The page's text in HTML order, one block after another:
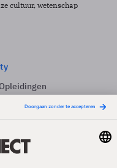
cultuur, wetenschap